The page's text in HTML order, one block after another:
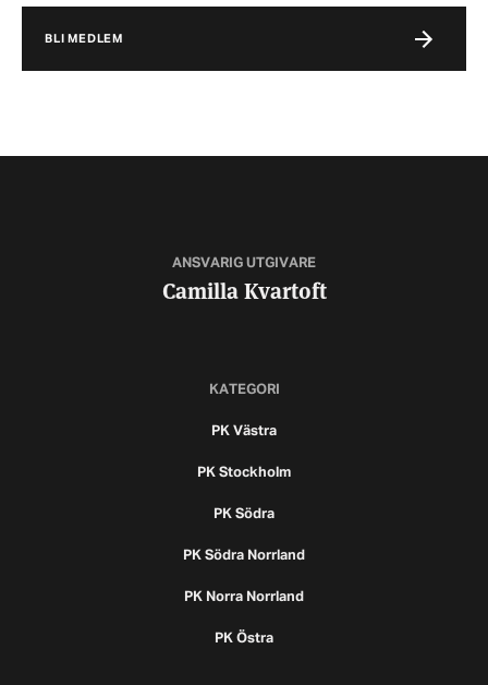
BLI MEDLEM
ANSVARIG UTGIVARE
Camilla Kvartoft
KATEGORI
PK Västra
PK Stockholm
PK Södra
PK Södra Norrland
PK Norra Norrland
PK Östra